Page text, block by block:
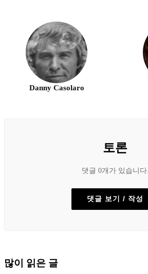
Danny Casolaro
토론
댓글 0개가 있습니다.
댓글 보기 / 작성
많이 읽은 글